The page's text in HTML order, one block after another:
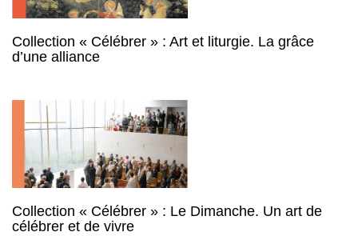
Collection « Célébrer » : Art et liturgie. La grâce
d’une alliance
Collection « Célébrer » : Le Dimanche. Un art de
célébrer et de vivre